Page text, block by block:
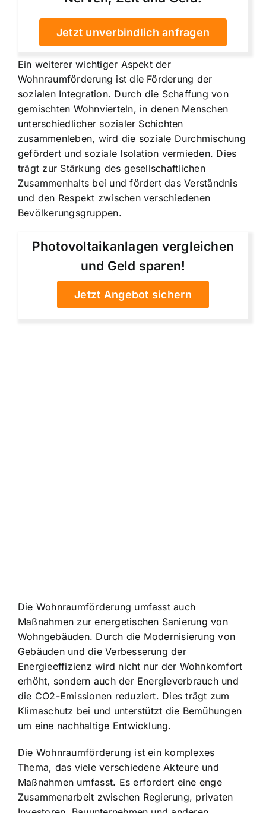
Jetzt unverbindlich anfragen
Ein weiterer wichtiger Aspekt der
Wohnraumförderung ist die Förderung der
sozialen Integration. Durch die Schaffung von
gemischten Wohnvierteln, in denen Menschen
unterschiedlicher sozialer Schichten
zusammenleben, wird die soziale Durchmischung
gefördert und soziale Isolation vermieden. Dies
trägt zur Stärkung des gesellschaftlichen
Zusammenhalts bei und fördert das Verständnis
und den Respekt zwischen verschiedenen
Bevölkerungsgruppen.
Photovoltaikanlagen vergleichen
und Geld sparen!
Jetzt Angebot sichern
Die Wohnraumförderung umfasst auch
Maßnahmen zur energetischen Sanierung von
Wohngebäuden. Durch die Modernisierung von
Gebäuden und die Verbesserung der
Energieeffizienz wird nicht nur der Wohnkomfort
erhöht, sondern auch der Energieverbrauch und
die CO2-Emissionen reduziert. Dies trägt zum
Klimaschutz bei und unterstützt die Bemühungen
um eine nachhaltige Entwicklung.
Die Wohnraumförderung ist ein komplexes
Thema, das viele verschiedene Akteure und
Maßnahmen umfasst. Es erfordert eine enge
Zusammenarbeit zwischen Regierung, privaten